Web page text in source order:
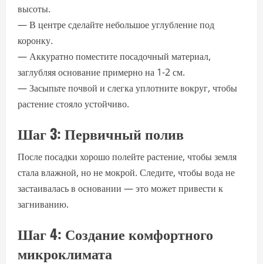
высоты.
— В центре сделайте небольшое углубление под
коронку.
— Аккуратно поместите посадочный материал,
заглубляя основание примерно на 1-2 см.
— Засыпьте почвой и слегка уплотните вокруг, чтобы
растение стояло устойчиво.
Шаг 3: Первичный полив
После посадки хорошо полейте растение, чтобы земля
стала влажной, но не мокрой. Следите, чтобы вода не
застаивалась в основании — это может привести к
загниванию.
Шаг 4: Создание комфортного
микроклимата